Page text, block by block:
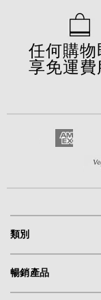
任何購物
享免運費
類別
暢銷產品